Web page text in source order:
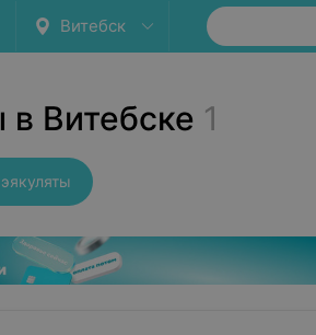
Витебск
Витебске 1